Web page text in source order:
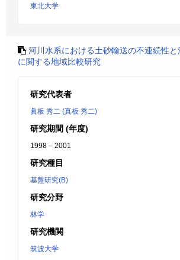
東北大学
河川水系における土砂輸送の不連続性と
に関する地域比較研究
研究代表者
眞板 秀二 (真板 秀二)
研究期間 (年度)
1998 – 2001
研究種目
基盤研究(B)
研究分野
林学
研究機関
筑波大学